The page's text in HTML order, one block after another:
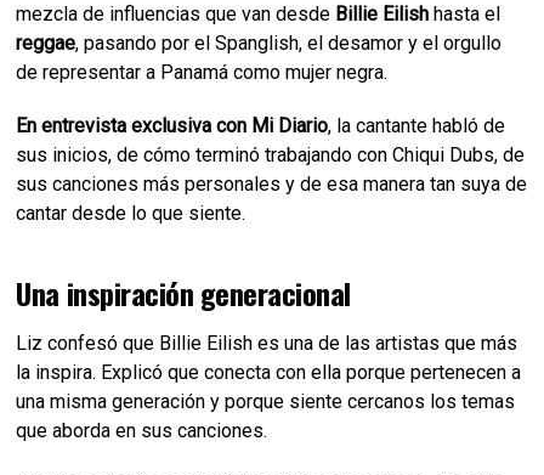
mezcla de influencias que van desde Billie Eilishhasta el
reggae, pasando por el Spanglish, el desamor y el orgullo
de representar a Panamá como mujer negra.
En entrevista exclusiva con Mi Diario, la cantante habló de
sus inicios, de cómo terminó trabajando con Chiqui Dubs, de
sus canciones más personales y de esa manera tan suya de
cantar desde lo que siente.
Una inspiración generacional
Liz confesó que Billie Eilish es una de las artistas que más
la inspira. Explicó que conecta con ella porque pertenecen a
una misma generación y porque siente cercanos los temas
que aborda en sus canciones.